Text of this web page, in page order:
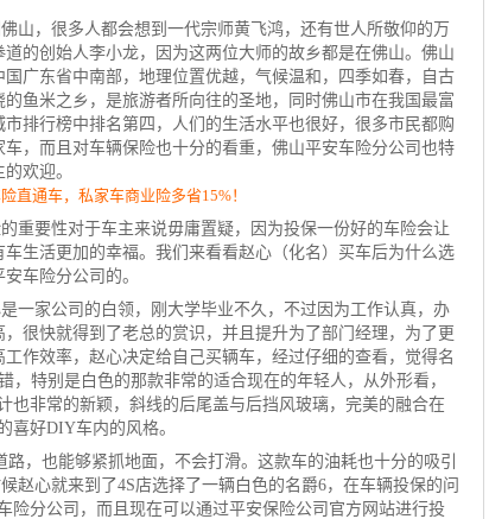
山，很多人都会想到一代宗师黄飞鸿，还有世人所敬仰的万
道的创始人李小龙，因为这两位大师的故乡都是在佛山。佛山
国广东省中南部，地理位置优越，气候温和，四季如春，自古
的鱼米之乡，是旅游者所向往的圣地，同时佛山市在我国最富
市排行榜中排名第四，人们的生活水平也很好，很多市民都购
车，而且对车辆保险也十分的看重，佛山平安车险分公司也特
欢迎。
直通车，私家车商业险多省15%！
的重要性对于车主来说毋庸置疑，因为投保一份好的车险会让
车生活更加的幸福。我们来看看赵心（化名）买车后为什么选
车险分公司的。
一家公司的白领，刚大学毕业不久，不过因为工作认真，办
，很快就得到了老总的赏识，并且提升为了部门经理，为了更
工作效率，赵心决定给自己买辆车，经过仔细的查看，觉得名
，特别是白色的那款非常的适合现在的年轻人，从外形看，
也非常的新颖，斜线的后尾盖与后挡风玻璃，完美的融合在
喜好DIY车内的风格。
，也能够紧抓地面，不会打滑。这款车的油耗也十分的吸引
赵心就来到了4S店选择了一辆白色的名爵6，在车辆投保的问
险分公司，而且现在可以通过平安保险公司官方网站进行投